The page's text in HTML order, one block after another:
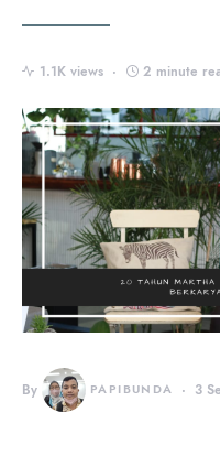
1.1K views 2 minute
By PAPIBUNDA 3